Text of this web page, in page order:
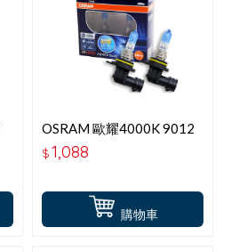
購物車
OSRAM 歐耀4000K 9012
9012XWB
$1,088